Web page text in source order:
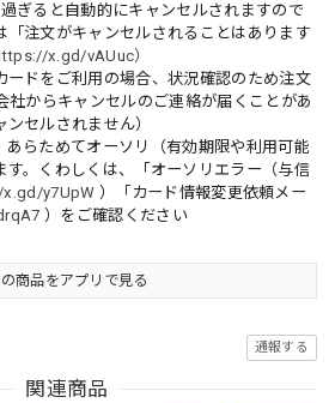
ぎると自動的にキャンセルされますので
「注文がキャンセルされることはあります
x.gd/vAUuc）
ドをご利用の場合、状況確認のため注文
社からキャンセルのご連絡が届くことがあ
セルされません）
あらためてオーソリ（有効期限や利用可能
す。くわしくは、「オーソリエラー（与信
y7UpW ）「カード情報変更依頼メー
）をご確認ください
商品をアプリで見る
通報する
関連商品